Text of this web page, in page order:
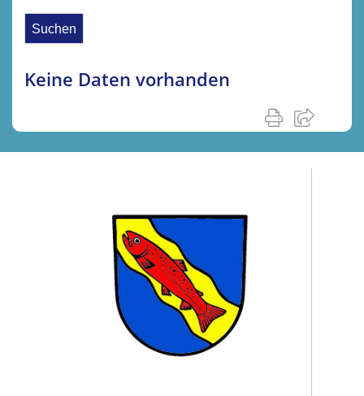
Keine Daten vorhanden